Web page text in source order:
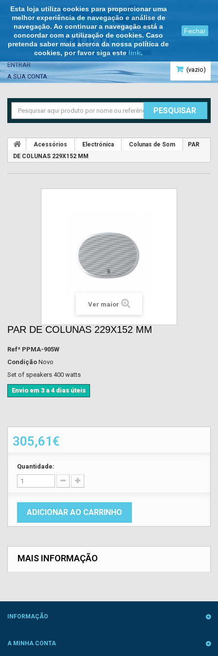
Esta loja utiliza cookies para proporcionar uma
melhor experiência de navegação e análise de
navegação. Ao continuar a navegação está a
concordar com a utilização de cookies. Caso
pretenda saber mais acerca da nossa política de
cookies, por favor siga este link.
Fechar
(vazio)
ENTRAR
A SUA CONTA
PESQUISAR
Acessórios Electrónica Colunas de Som
PAR
DE COLUNAS 229X152 MM
Ver maior
PAR DE COLUNAS 229X152 MM
Refª PPMA-905W
Condição Novo
Set of speakers 400 watts
Envio em 3 a 4 dias úteis
305,61€
Quantidade:
ADICIONAR AO CARRINHO
MAIS INFORMAÇÃO
INFORMAÇÃO
A MINHA CONTA